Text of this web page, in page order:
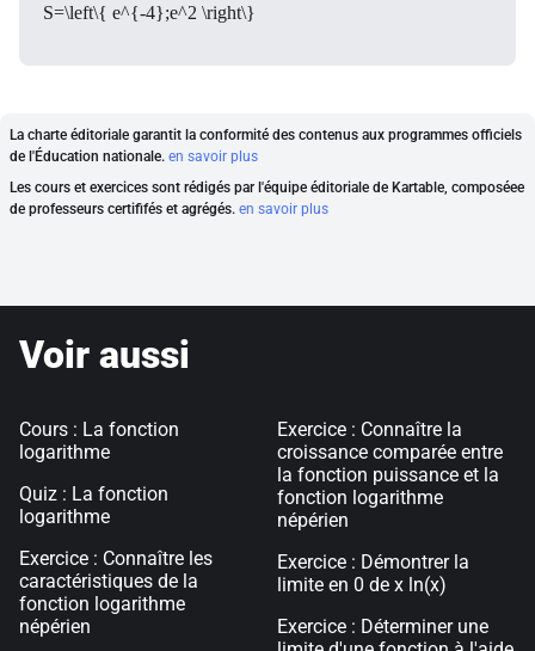
S=\left\{ e^{-4};e^2 \right\}
La charte éditoriale garantit la conformité des contenus aux programmes officiels
de l'Éducation nationale. en savoir plus
Les cours et exercices sont rédigés par l'équipe éditoriale de Kartable, composéee
de professeurs certififés et agrégés. en savoir plus
Voir aussi
Cours : La fonction
logarithme
Quiz : La fonction
logarithme
Exercice : Connaître les
caractéristiques de la
fonction logarithme
népérien
Exercice : Connaître la
croissance comparée entre
la fonction puissance et la
fonction logarithme
népérien
Exercice : Démontrer la
limite en 0 de x ln(x)
Exercice : Déterminer une